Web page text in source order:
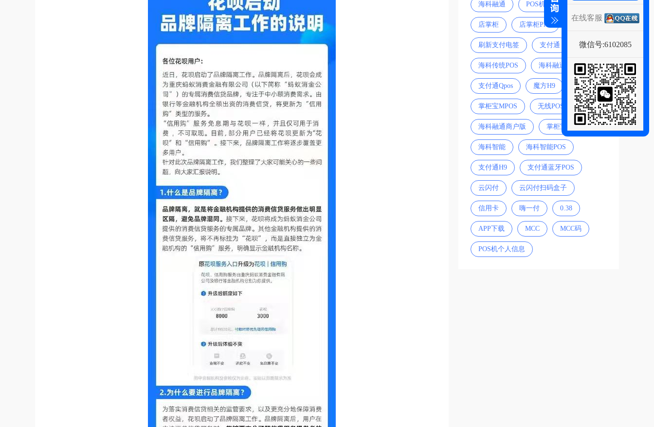
海科融通 POS机
店掌柜 店掌柜Plus
刷新支付电签 支付通
海科传统POS 海科融通POS机
支付通Qpos 魔方H9 pos机
掌柜宝MPOS 无线POS
海科融通商户版 掌柜宝
海科智能 海科智能POS
支付通H9 支付通蓝牙POS
云闪付 云闪付扫码盒子
信用卡 嗨一付 0.38
APP下载 MCC MCC码
POS机个人信息
在线客服
微信号:6102085